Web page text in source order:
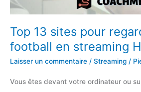
séries
Top 13 sites pour
football en streaming
Laisser un commentaire / Streaming /
Vous êtes devant votre ordinateur ou